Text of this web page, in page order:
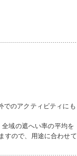
でのアクティビティにも
域の遮へい率の平均を
すので、用途に合わせて